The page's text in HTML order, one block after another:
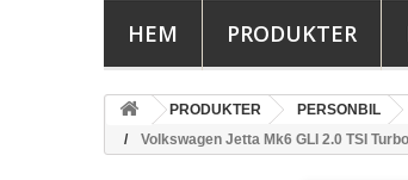
HEM PRODUKTER
PRODUKTER PERSONBIL
Volkswagen Jetta Mk6 GLI 2.0 TSI